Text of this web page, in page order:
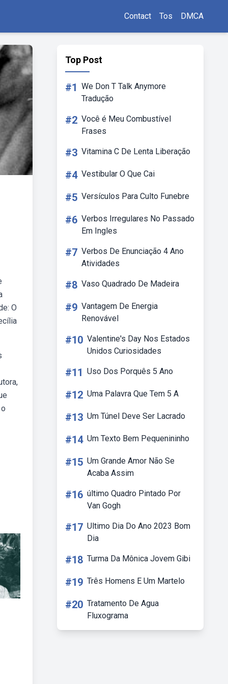
Contact Tos DMCA
O
Top Post
#1 We Don T Talk Anymore
Tradução
#2 Você é Meu Combustível
Frases
#3 Vitamina C De Lenta Liberação
#4 Vestibular O Que Cai
#5 Versículos Para Culto Funebre
#6 Verbos Irregulares No Passado
Em Ingles
#7 Verbos De Enunciação 4 Ano
Atividades
#8 Vaso Quadrado De Madeira
#9 Vantagem De Energia
Renovável
#10 Valentine's Day Nos Estados
Unidos Curiosidades
#11 Uso Dos Porquês 5 Ano
#12 Uma Palavra Que Tem 5 A
#13 Um Túnel Deve Ser Lacrado
#14 Um Texto Bem Pequenininho
#15 Um Grande Amor Não Se
Acaba Assim
#16 último Quadro Pintado Por
Van Gogh
#17 Ultimo Dia Do Ano 2023 Bom
Dia
#18 Turma Da Mônica Jovem Gibi
#19 Três Homens E Um Martelo
#20 Tratamento De Agua
Fluxograma